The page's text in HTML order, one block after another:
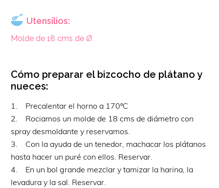
Utensilios:
Molde de 18 cms de Ø
Cómo preparar el bizcocho de plátano y
nueces:
1. Precalentar el horno a 170ºC
2. Rociamos un molde de 18 cms de diámetro con
spray desmoldante y reservamos.
3. Con la ayuda de un tenedor, machacar los plátanos
hasta hacer un puré con ellos. Reservar.
4. En un bol grande mezclar y tamizar la harina, la
levadura y la sal. Reservar.